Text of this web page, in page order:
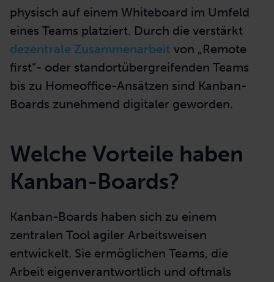
physisch auf einem Whiteboard im Umfeld
eines Teams platziert. Durch die verstärkt
dezentrale Zusammenarbeit von „Remote
first”- oder standortübergreifenden Teams
bis zu Homeoffice-Ansätzen sind Kanban-
Boards zunehmend digitaler geworden.
Welche Vorteile haben
Kanban-Boards?
Kanban-Boards haben sich zu einem
zentralen Tool agiler Arbeitsweisen
entwickelt. Sie ermöglichen Teams, die
Arbeit eigenverantwortlich und oftmals